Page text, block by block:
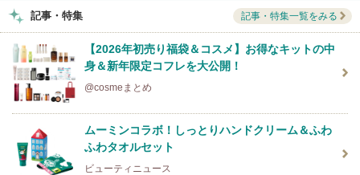
記事・特集 記事・特集一覧をみる
【2026年初売り福袋＆コスメ】お得なキットの中
身＆新年限定コフレを大公開！
@cosmeまとめ
ムーミンコラボ！しっとりハンドクリーム＆ふわ
ふわタオルセット
ビューティニュース